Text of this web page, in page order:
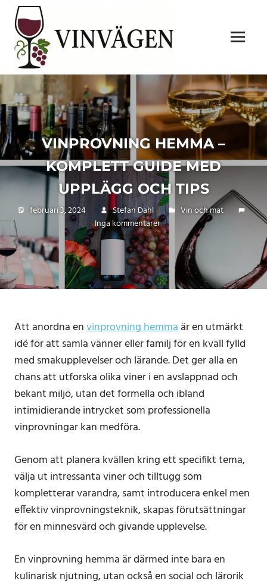
Hoppa
innehåll
Meny
VINPROVNING HEMMA –
KOMPLETT GUIDE MED
UPPLÄGG OCH TIPS
februari 3, 2024 Stefan Dahl
Vin och mat
Inga kommentarer
Att anordna envinprovning hemmaär en utmärkt
idé för att samla vänner eller familj för en kväll fylld
med smakupplevelser och lärande. Det ger alla en
chans att utforska olika viner i en avslappnad och
bekant miljö, utan det formella och ibland
intimidierande intrycket som professionella
vinprovningar kan medföra.
Genom att planera kvällen kring ett specifikt tema,
välja ut intressanta viner och tilltugg som
kompletterar varandra, samt introducera enkel men
effektiv vinprovningsteknik, skapas förutsättningar
för en minnesvärd och givande upplevelse.
En vinprovning hemma är därmed inte bara en
kulinarisk njutning, utan också en social och lärorik